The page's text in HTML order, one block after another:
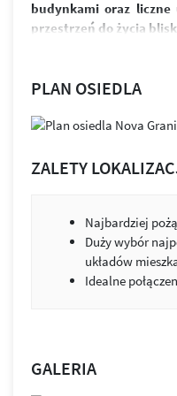
budynkami oraz liczne
przestrzeń do życia
W skład osiedla
funkcjonalnych
zapewniają jasne,
łatwej aranżacji.
ludziom i ich potrzebom.
budynkami i praktyczne
elewację z
wykonane z wysokiej
Nie brakuje tu
Zabudowa została tak
PLAN OSIEDLA
ZALETY
Najbardziej
Duży wybór
układów
Idealne
GALERIA